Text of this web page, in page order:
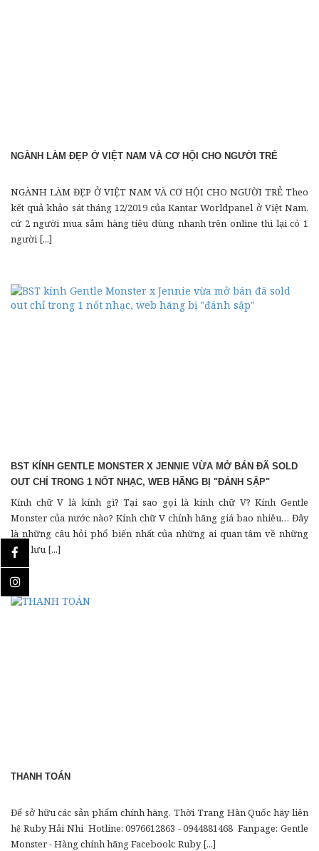
NGÀNH LÀM ĐẸP Ở VIỆT NAM VÀ CƠ HỘI CHO NGƯỜI TRẺ
NGÀNH LÀM ĐẸP Ở VIỆT NAM VÀ CƠ HỘI CHO NGƯỜI TRẺ Theo
kết quả khảo sát tháng 12/2019 của Kantar Worldpanel ở Việt Nam,
cứ 2 người mua sắm hàng tiêu dùng nhanh trên online thì lại có 1
người [...]
BST KÍNH GENTLE MONSTER X JENNIE VỪA MỞ BÁN ĐÃ SOLD
OUT CHỈ TRONG 1 NỐT NHẠC, WEB HÃNG BỊ "ĐÁNH SẬP"
Kính chữ V là kính gì? Tại sao gọi là kính chữ V? Kính Gentle
Monster của nước nào? Kính chữ V chính hãng giá bao nhiêu… Đây
là những câu hỏi phổ biến nhất của những ai quan tâm về những
trào lưu [...]
THANH TOÁN
Để sở hữu các sản phẩm chính hãng, Thời Trang Hàn Quốc hãy liên
hệ Ruby Hải Nhi Hotline: 0976612863 - 0944881468 Fanpage: Gentle
Monster - Hàng chính hãng Facebook: Ruby [...]